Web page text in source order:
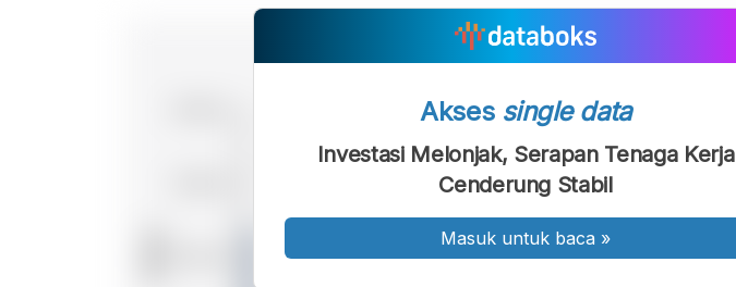
Akses single data
Investasi Melonjak, Serapan Tenaga Kerja
Cenderung Stabil
Masuk untuk baca »